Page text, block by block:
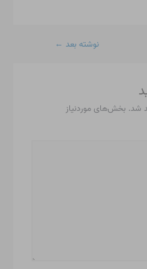
نوشته بعد ←
شد. بخش‌های موردنیاز